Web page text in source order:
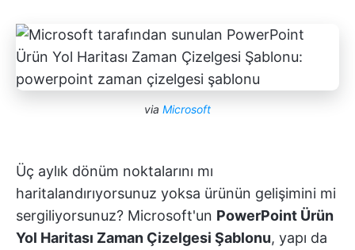
via Microsoft
Üç aylık dönüm noktalarını mı
haritalandırıyorsunuz yoksa ürünün gelişimini mi
sergiliyorsunuz? Microsoft'un PowerPoint Ürün
Yol Haritası Zaman Çizelgesi Şablonu, yapı da